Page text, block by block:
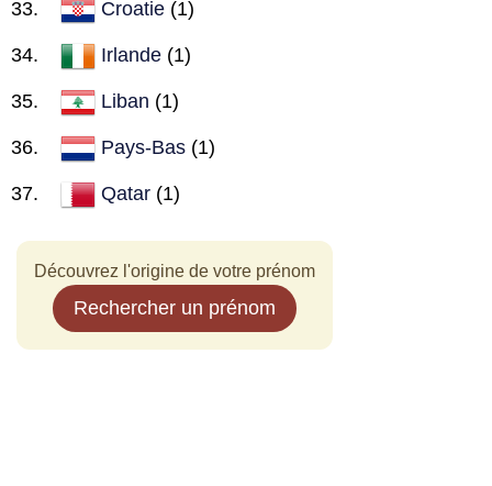
Croatie (1)
Irlande (1)
Liban (1)
Pays-Bas (1)
Qatar (1)
Découvrez l'origine de votre prénom
Rechercher un prénom